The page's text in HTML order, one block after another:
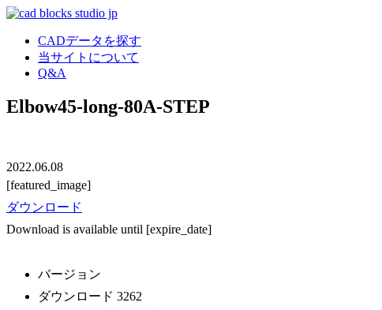
CADデータを探す
当サイトについて
Q&A
Elbow45-long-80A-STEP
2022.06.08
[featured_image]
ダウンロード
Download is available until [expire_date]
バージョン
ダウンロード 3262